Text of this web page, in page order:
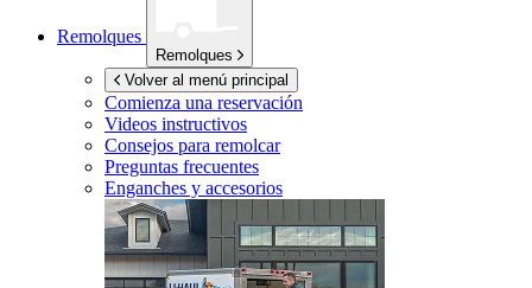
Remolques
Remolques
Volver al menú principal
Comienza una reservación
Videos instructivos
Consejos para remolcar
Preguntas frecuentes
Enganches y accesorios